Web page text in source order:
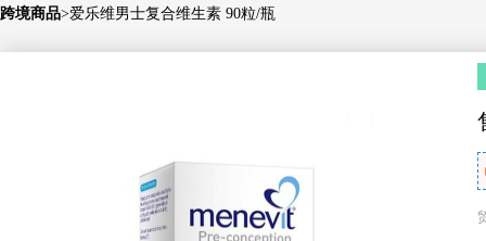
跨境商品>爱乐维男士复合维生素 90粒/瓶